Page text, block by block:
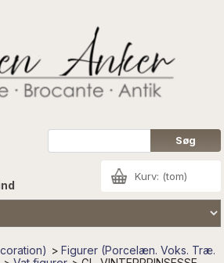
Kurv: (tom)
> Figurer (Porcelæn. Voks. Træ.